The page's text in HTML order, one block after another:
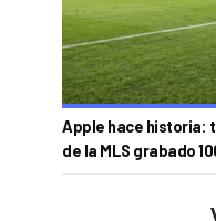
Apple hace historia:
de la MLS grabado